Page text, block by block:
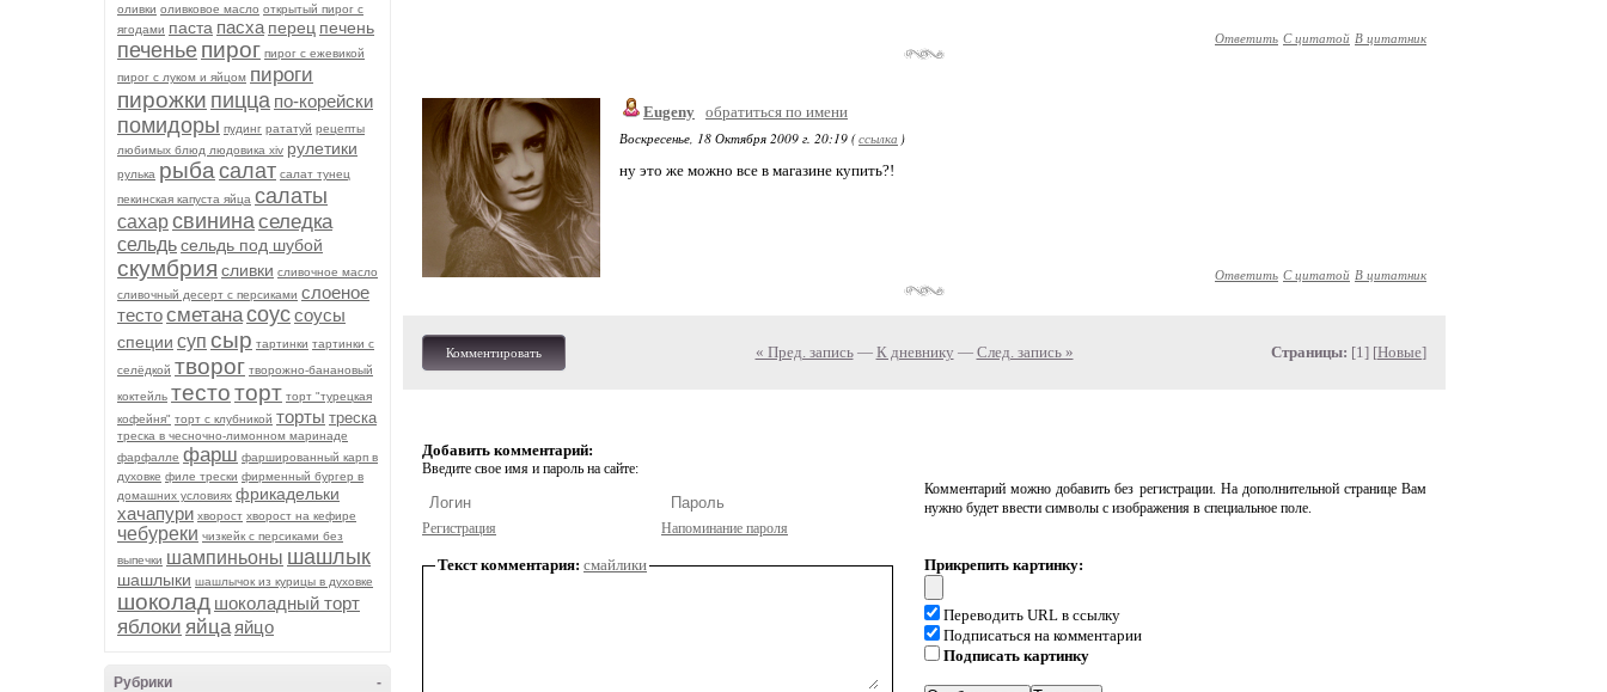
оливки оливковое масло открытый пирог с
ягодами паста пасха перец печень
печенье пирог пирог с ежевикой
пирог с луком и яйцом пироги
пирожки пицца по-корейски
помидоры пудинг рататуй рецепты
любимых блюд людовика xiv рулетики
рулька рыба салат салат тунец
пекинская капуста яйца салаты
сахарсвининаселедка
сельдьсельдь под шубой
скумбрия сливки сливочное масло
сливочный десерт с персиками слоеное
тестосметанасоуссоусы
специи суп сыр тартинки тартинки с
селёдкой творог творожно-банановый
коктейль тестоторт торт "турецкая
кофейня" торт с клубникой торты треска
треска в чесночно-лимонном маринаде
фарфалле фарш фаршированный карп в
духовке филе трески фирменный бургер в
домашних условиях фрикадельки
хачапури хворост хворост на кефире
чебуреки чизкейк с персиками без
выпечки шампиньоны шашлык
шашлыки шашлычок из курицы в духовке
шоколад шоколадный торт
яблоки яйца яйцо
-
Рубрики
Ответить С цитатой В цитатник
Eugeny обратиться по имени
Воскресенье, 18 Октября 2009 г. 20:19 (ссылка )
ну это же можно все в магазине купить?!
Ответить С цитатой В цитатник
Комментировать « Пред. запись— К дневнику — След. запись » Страницы: [1] [Новые]
Добавить комментарий:
Введите свое имя и пароль на сайте:
Регистрация Напоминание пароля
Комментарий можно добавить без регистрации. На дополнительной странице Вам
нужно будет ввести символы с изображения в специальное поле.
Текст комментария: смайлики Прикрепить картинку:
Переводить URL в ссылку
Подписаться на комментарии
Подписать картинку